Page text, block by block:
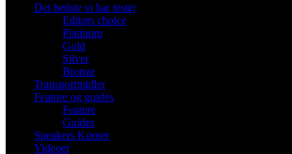
Det bedste vi har testet
Editors choice
Platinum
Gold
Silver
Bronze
Transportmidler
Feature og guides
Feature
Guides
Speakers Korner
Videoer